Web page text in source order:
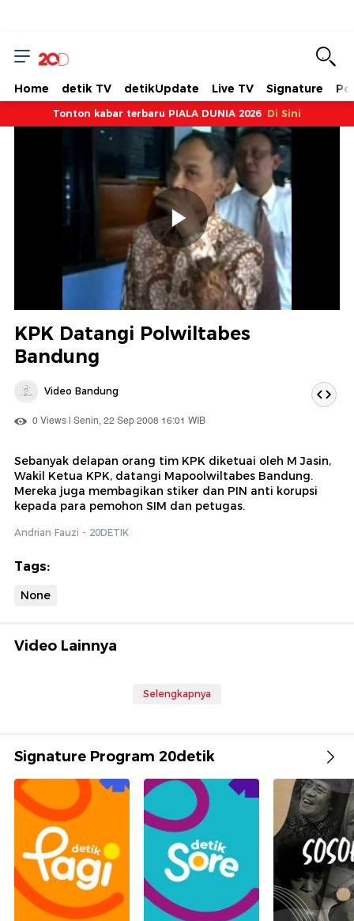
Home detik TV detikUpdate Live TV Signature
Tonton kabar terbaru PIALA DUNIA 2026 Di Sini
Memutarkan
Video
KPK Datangi Polwiltabes
Bandung
Video Bandung
0 Views | Senin, 22 Sep 2008 16:01 WIB
Sebanyak delapan orang tim KPK diketuai oleh M Jasin,
Wakil Ketua KPK, datangi Mapoolwiltabes Bandung.
Mereka juga membagikan stiker dan PIN anti korupsi
kepada para pemohon SIM dan petugas.
Andrian Fauzi - 20DETIK
Tags:
None
Video Lainnya
Selengkapnya
Signature Program 20detik